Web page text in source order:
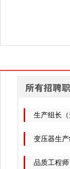
生产组长（
变压器生产
品质工程师